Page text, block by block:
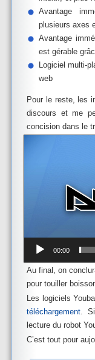
Avantage
plusieurs axes
Avantage
est gérable
Logiciel multi-
web
Pour le reste, les
discours et me
concision dans le
00:00
Au final, on
pour touiller
Les logiciels
téléchargement.
lecture du robot
C’est tout pour